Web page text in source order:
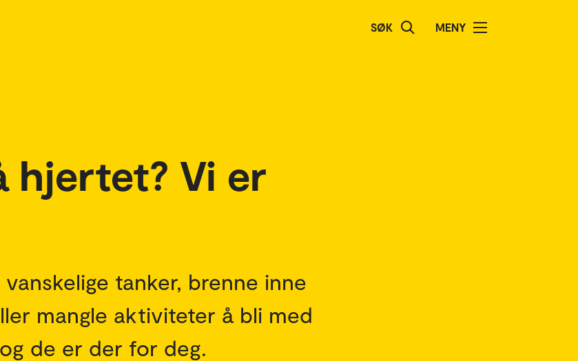
SØK MENY
hjertet? Vi er
tanker, brenne inne
mangle aktiviteter å bli med
de er der for deg.